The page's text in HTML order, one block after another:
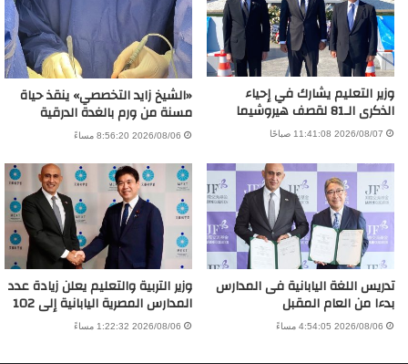
وزير التعليم يشارك في إحياء
الذكرى الـ81 لقصف هيروشيما
2026/08/07 11:41:08 صباحًا
«الشيخ زايد التخصصي» ينقذ حياة
مسنة من ورم بالغدة الدرقية
2026/08/06 8:56:20 مساءً
تدريس اللغة اليابانية فى المدارس
بدءا من العام المقبل
2026/08/06 4:54:05 مساءً
وزير التربية والتعليم يعلن زيادة عدد
المدارس المصرية اليابانية إلى 102
2026/08/06 1:22:32 مساءً